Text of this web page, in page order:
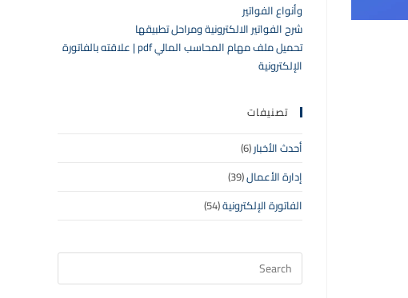
وأنواع الفواتير
شرح الفواتير الالكترونية ومراحل تطبيقها
تحميل ملف مهام المحاسب المالي pdf | علاقته بالفاتورة
الإلكترونية
تصنيفات
أحدث الأخبار(6)
إدارة الأعمال(39)
الفاتورة الإلكترونية(54)